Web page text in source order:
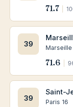
71.7
39
71.6
39
Saint-
Paris 16